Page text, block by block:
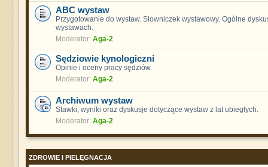
ABC wystaw
Przygotowanie do wystaw. Słowniczek wystawowy. Ogólne
wystawach.
Moderator: Aga-2
Sędziowie kynologiczni
Opinie i oceny pracy sędziów.
Moderator: Aga-2
Archiwum wystaw
Stawki, wyniki oraz dyskusje dotyczące wystaw z lat ubiegłych.
Moderator: Aga-2
ZDROWIE I PIELĘGNACJA